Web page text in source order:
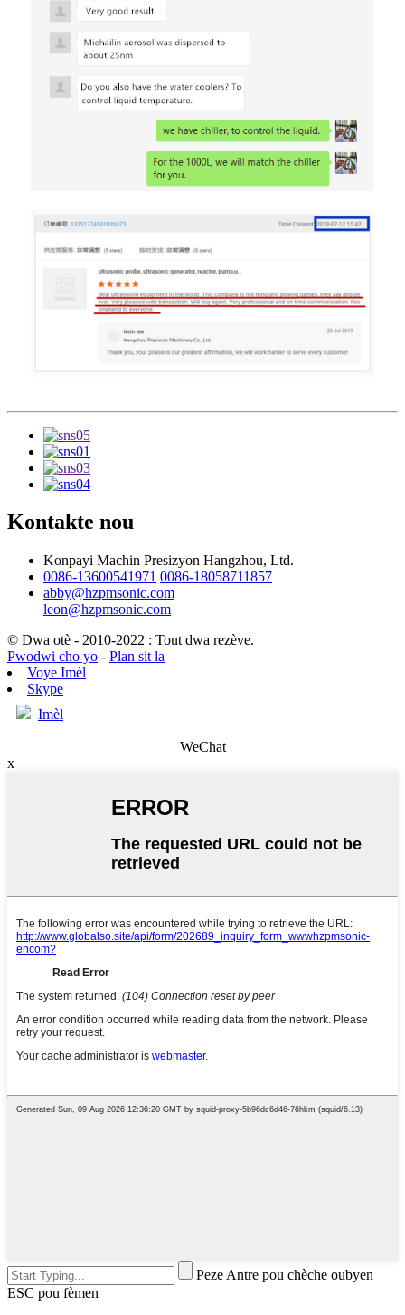
Kontakte nou
Konpayi Machin Presizyon Hangzhou, Ltd.
0086-13600541971 0086-18058711857
abby@hzpmsonic.com
leon@hzpmsonic.com
© Dwa otè - 2010-2022 : Tout dwa rezève.
Pwodwi cho yo - Plan sit la
Voye Imèl
Skype
Imèl
WeChat
x
Peze Antre pou chèche oubyen
ESC pou fèmen